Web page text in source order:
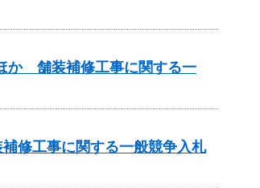
か 舗装補修工事に関する一
修工事に関する一般競争入札